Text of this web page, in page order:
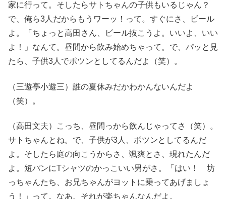
家に行って。そしたらサトちゃんの子供もいるじゃん？
で、俺ら3人だからもうワーッ！って。すぐにさ、ビール
よ。「ちょっと高田さん、ビール抜こうよ。いいよ、いい
よ！」なんて。昼間から飲み始めちゃって。で、パッと見
たら、子供3人でポツンとしてるんだよ（笑）。
（三遊亭小遊三）誰の夏休みだかわかんないんだよ
（笑）。
（高田文夫）こっち、昼間っから飲んじゃってさ（笑）。
サトちゃんとね。で、子供が3人、ポツンとしてるんだ
よ。そしたら庭の向こうからさ、颯爽とさ、現れたんだ
よ。短パンにTシャツのかっこいい男がさ。「はい！ 坊
っちゃんたち、お兄ちゃんがヨットに乗ってあげましょ
う！」って。なあ。それが楽ちゃんなんだよ。